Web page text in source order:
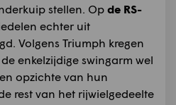
stellen. Op de RS-
echter uit
Volgens Triumph kregen
enkelzijdige swingarm wel
opzichte van hun
rest van het rijwielgedeelte